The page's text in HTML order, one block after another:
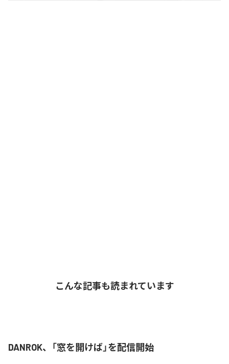
こんな記事も読まれています
DANROK、「窓を開けば」を配信開始